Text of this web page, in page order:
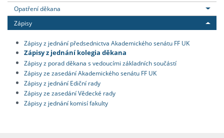
Opatření děkana
Zápisy
Zápisy z jednání předsednictva Akademického senátu FF UK
Zápisy z jednání kolegia děkana
Zápisy z porad děkana s vedoucími základních součástí
Zápisy ze zasedání Akademického senátu FF UK
Zápisy z jednání Ediční rady
Zápisy ze zasedání Vědecké rady
Zápisy z jednání komisí fakulty